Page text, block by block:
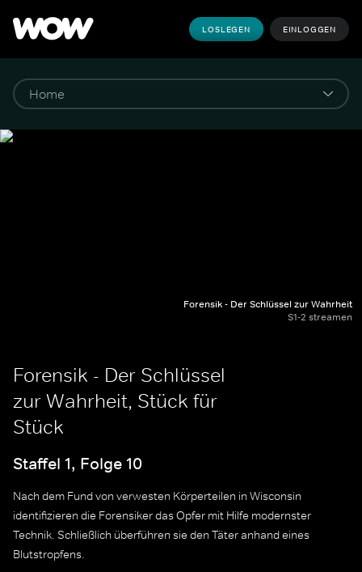
LOSLEGEN EINLOGGEN
Forensik - Der Schlüssel zur Wahrheit
S1-2 streamen
Forensik - Der Schlüssel
zur Wahrheit, Stück für
Stück
Staffel 1, Folge 10
Nach dem Fund von verwesten Körperteilen in Wisconsin
identifizieren die Forensiker das Opfer mit Hilfe modernster
Technik. Schließlich überführen sie den Täter anhand eines
Blutstropfens.